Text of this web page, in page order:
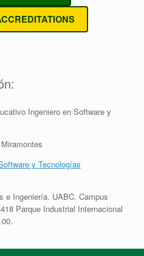
Ingeniero en Software y
y Tecnologías
e Ingeniería. UABC. Campus
Parque Industrial Internacional